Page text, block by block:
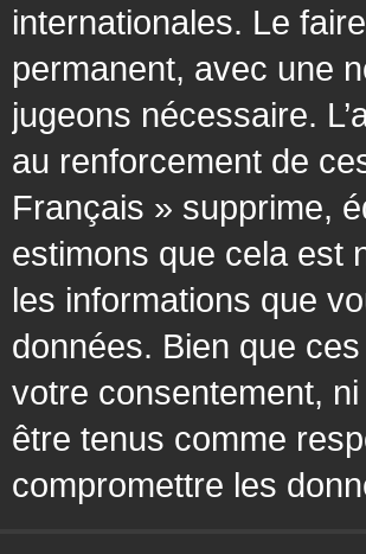
internationales. Le
permanent, avec une
jugeons nécessaire.
au renforcement de
Français » supprime,
estimons que cela est
les informations que
données. Bien que
votre consentement,
être tenus comme
compromettre les